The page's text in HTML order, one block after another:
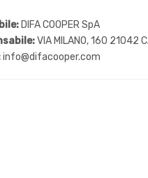
DIFA COOPER SpA
VIA MILANO, 160 21042
info@difacooper.com